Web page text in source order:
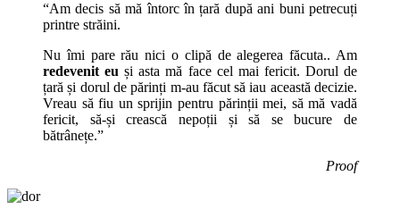
“Am decis să mă întorc în țară după ani buni petrecuți
printre străini.
Nu îmi pare rău nici o clipă de alegerea făcuta.. Am
redevenit eu și asta mă face cel mai fericit. Dorul de
țară și dorul de părinți m-au făcut să iau această decizie.
Vreau să fiu un sprijin pentru părinții mei, să mă vadă
fericit, să-și crească nepoții și să se bucure de
bătrânețe.”
Proof